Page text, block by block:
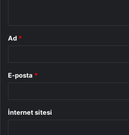
Ad *
E-posta *
İnternet sitesi